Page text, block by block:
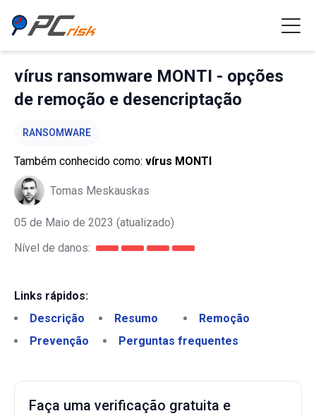
vírus ransomware MONTI - opções
de remoção e desencriptação
RANSOMWARE
Também conhecido como: vírus MONTI
Tomas Meskauskas
05 de Maio de 2023 (atualizado)
Nível de danos:
Links rápidos:
Descrição
Resumo
Remoção
Prevenção
Perguntas frequentes
Faça uma verificação gratuita e